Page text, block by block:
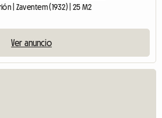
| Zaventem (1932) | 25 M2
Ver anuncio